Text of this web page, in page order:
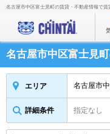
名古屋市中区富士見町の賃貸・不動産情報で
名古屋市中区富士見
エリア 名古屋市
詳細条件 指定なし